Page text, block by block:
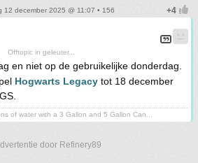
12 december 2025 @ 11:07 • 156
Offtopic in geleuter...
en niet op de gebruikelijke donderdag.
Hogwarts Legacy tot 18 december
of water with a 3 Gallon and 5 Gallon Can...
door Refinery89